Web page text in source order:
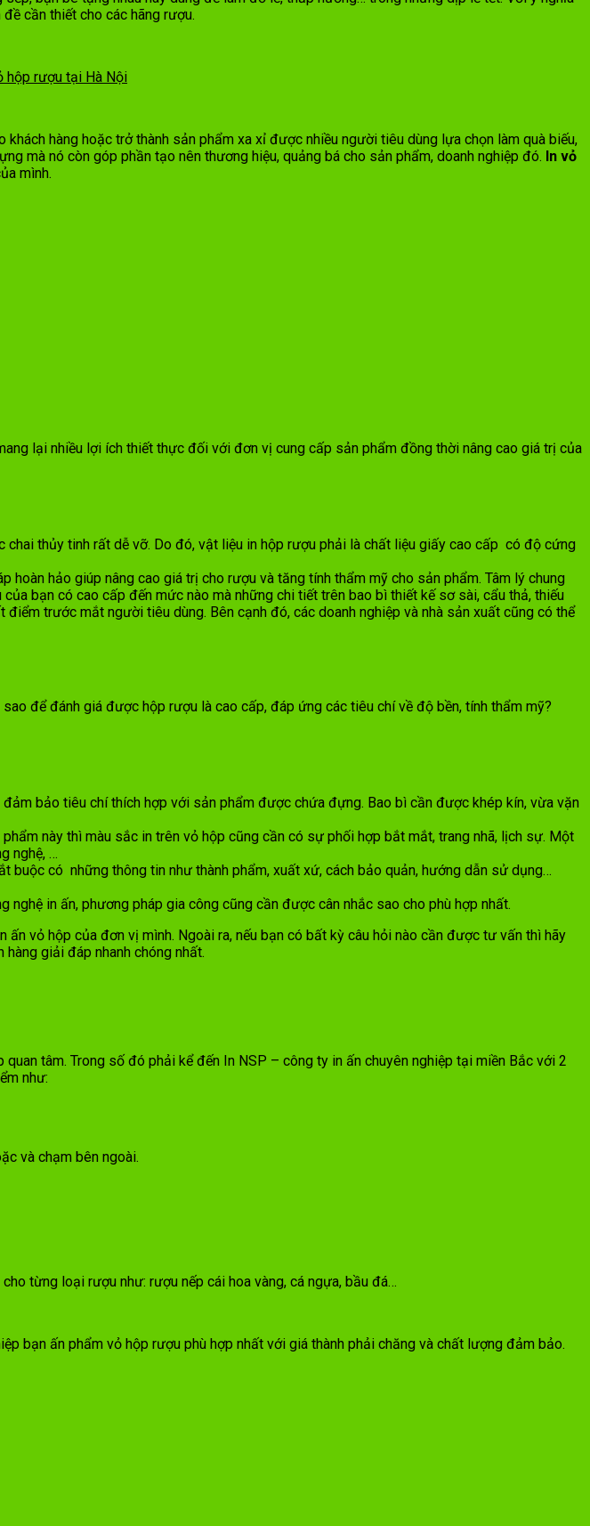
cần thiết cho các hãng rượu.
hộp rượu tại Hà Nội
hàng hoặc trở thành sản phẩm xa xỉ được nhiều người tiêu dùng lựa chọn làm quà biếu,
mà nó còn góp phần tạo nên thương hiệu, quảng bá cho sản phẩm, doanh nghiệp đó. In vỏ
mình.
lại nhiều lợi ích thiết thực đối với đơn vị cung cấp sản phẩm đồng thời nâng cao giá trị của
thủy tinh rất dễ vỡ. Do đó, vật liệu in hộp rượu phải là chất liệu giấy cao cấp có độ cứng
hảo giúp nâng cao giá trị cho rượu và tăng tính thẩm mỹ cho sản phẩm. Tâm lý chung
bạn có cao cấp đến mức nào mà những chi tiết trên bao bì thiết kế sơ sài, cẩu thả, thiếu
trước mắt người tiêu dùng. Bên cạnh đó, các doanh nghiệp và nhà sản xuất cũng có thể
để đánh giá được hộp rượu là cao cấp, đáp ứng các tiêu chí về độ bền, tính thẩm mỹ?
bảo tiêu chí thích hợp với sản phẩm được chứa đựng. Bao bì cần được khép kín, vừa vặn
này thì màu sắc in trên vỏ hộp cũng cần có sự phối hợp bắt mắt, trang nhã, lịch sự. Một
nghệ, …
buộc có những thông tin như thành phẩm, xuất xứ, cách bảo quản, hướng dẫn sử dụng…
in ấn, phương pháp gia công cũng cần được cân nhắc sao cho phù hợp nhất.
vỏ hộp của đơn vị mình. Ngoài ra, nếu bạn có bất kỳ câu hỏi nào cần được tư vấn thì hãy
giải đáp nhanh chóng nhất.
tâm. Trong số đó phải kể đến In NSP – công ty in ấn chuyên nghiệp tại miền Bắc với 2
như:
và chạm bên ngoài.
từng loại rượu như: rượu nếp cái hoa vàng, cá ngựa, bầu đá…
bạn ấn phẩm vỏ hộp rượu phù hợp nhất với giá thành phải chăng và chất lượng đảm bảo.